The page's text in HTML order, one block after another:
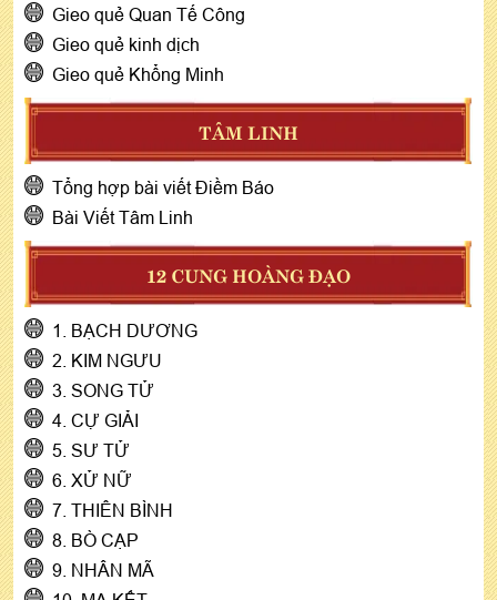
Gieo quẻ Quan Tế Công
Gieo quẻ kinh dịch
Gieo quẻ Khổng Minh
TÂM LINH
Tổng hợp bài viết Điềm Báo
Bài Viết Tâm Linh
12 CUNG HOÀNG ĐẠO
1. BẠCH DƯƠNG
2. KIM NGƯU
3. SONG TỬ
4. CỰ GIẢI
5. SƯ TỬ
6. XỬ NỮ
7. THIÊN BÌNH
8. BÒ CẠP
9. NHÂN MÃ